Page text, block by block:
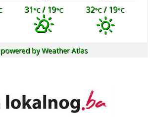
31°C/ 19°C 32°C/ 19°C
powered byWeather Atlas